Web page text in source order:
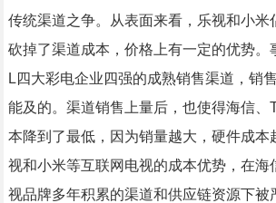
传统渠道之争。从表面来看，乐视和小米
砍掉了渠道成本，价格上有一定的优势。
L四大彩电企业四强的成熟销售渠道，销
能及的。渠道销售上量后，也使得海信、
本降到了最低，因为销量越大，硬件成本
视和小米等互联网电视的成本优势，在海
视品牌多年积累的渠道和供应链资源下被